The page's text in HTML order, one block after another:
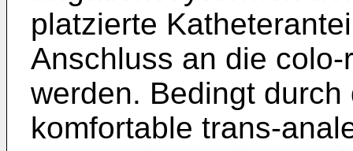
platzierte
Anschluss an die
werden. Bedingt
komfortable trans-